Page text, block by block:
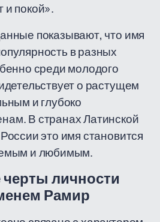
и покой».
показывают, что имя
в разных
среди молодого
о растущем
и глубоко
В странах Латинской
это имя становится
и любимым.
личности
Рамир